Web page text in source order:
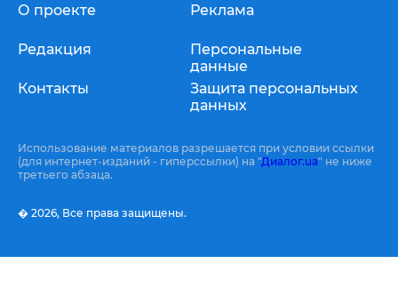
О проекте
Редакция
Контакты
Реклама
Персональные
данные
Защита персональных
данных
Использование материалов разрешается при условии ссылки
(для интернет-изданий - гиперссылки) на "Диалог.ua" не ниже
третьего абзаца.
� 2026, Все права защищены.